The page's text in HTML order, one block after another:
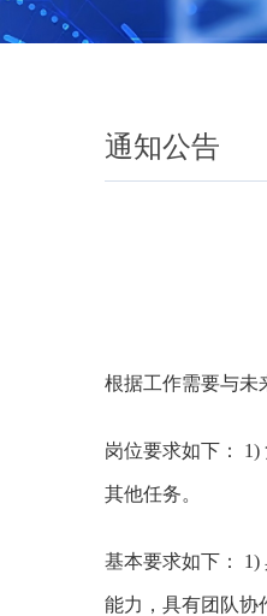
通知公告
根据工作需要与未
岗位要求如下：
其他任务。
基本要求如下：
能力，具有团队协